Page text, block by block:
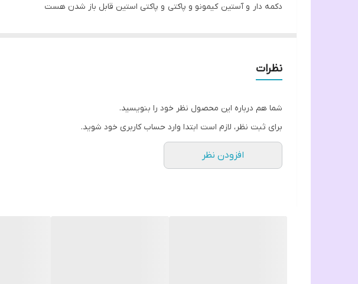
دکمه دار و آستين کیمونو و پاکتی و پاکتی استین قابل باز شدن هست
قد لباس ۷۵
قد آستين ۵۱ تا ۵۳
نظرات
شما هم درباره این محصول نظر خود را بنویسید.
برای ثبت نظر، لازم است ابتدا وارد حساب کاربری خود شوید.
افزودن نظر